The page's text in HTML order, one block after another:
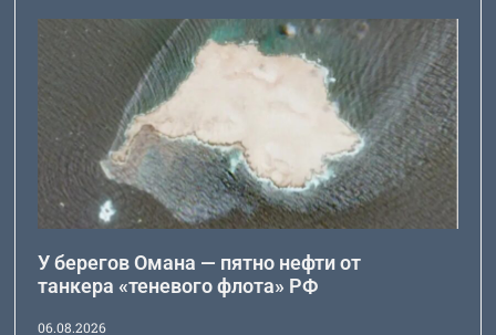
У берегов Омана — пятно нефти от
танкера «теневого флота» РФ
06.08.2026